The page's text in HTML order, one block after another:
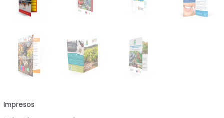
Impresos